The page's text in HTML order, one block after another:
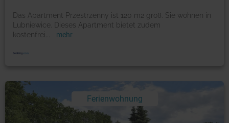
Das Apartment Przestrzenny ist 120 m2 groß. Sie wohnen in
Lubniewice. Dieses Apartment bietet zudem
kostenfrei
mehr
Ferienwohnung